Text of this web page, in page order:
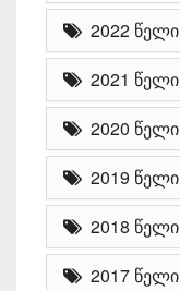
2022 წელი
2021 წელი
2020 წელი
2019 წელი
2018 წელი
2017 წელი